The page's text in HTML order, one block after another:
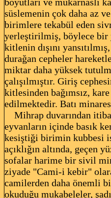
süslemenin çok daha az
birimlere tekabül eden
yerleştirilmiş, böylece bir
kitlenin dışını
durağan cepheler
miktar daha yüksek
çalışılmıştır. Giriş
kitlesinden bağımsız,
edilmektedir. Batı
Mihrap duvarından
eyvanların içinde basık
kesiştiği birimin kubbesi
açıklığın altında, geçen
sofalar harime bir sivil
ziyade "Cami-i kebir"
camilerden daha önemli
okuduğu mukabeleler,